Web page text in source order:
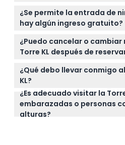
Sí, la Torre KL es accesible
de ruedas, facilitando la
visitantes con necesidades
¿Se permite la entrada de
hay algún ingreso gratuito?
Los niños menores de 4
deben estar supervisados
¿Puedo cancelar o
Torre KL después de
Los boletos para la Torre KL
no pueden ser cancelados;
¿Qué debo llevar conmigo
KL?
Lleve un boleto válido
cómodos y su cámara o
capturar las vistas
¿Es adecuado visitar la
embarazadas o personas
alturas?